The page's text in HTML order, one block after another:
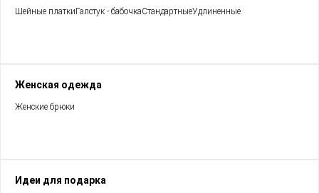
Шейные платкиГалстук - бабочкаСтандартныеУдлиненные
Женская одежда
Женские брюки
Идеи для подарка